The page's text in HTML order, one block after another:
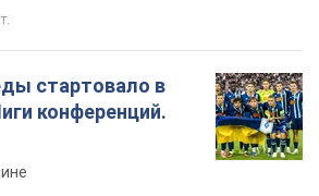
стартовало в
конференций.